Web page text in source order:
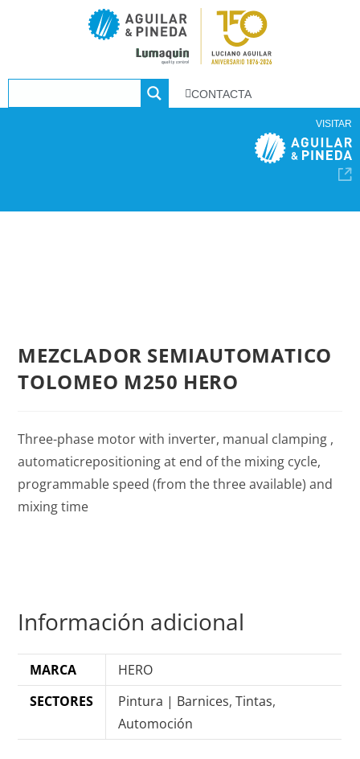
CONTACTA
VISITAR
MEZCLADOR SEMIAUTOMATICO
TOLOMEO M250 HERO
Three-phase motor with inverter, manual clamping ,
automaticrepositioning at end of the mixing cycle,
programmable speed (from the three available) and
mixing time
Información adicional
MARCA
HERO
SECTORES
Pintura | Barnices,Tintas,
Automoción